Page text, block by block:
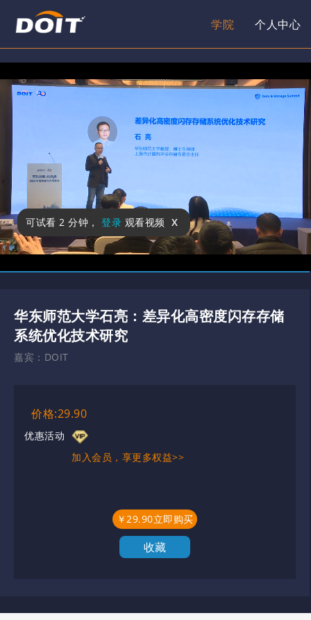
学院 个人中心
可试看 2 分钟 ， 登录 观看视频 x
华东师范大学石亮：差异化高密度闪存存储
系统优化技术研究
嘉宾： DOIT
价格:29.90
优惠活动
加入会员，享更多权益>>
￥29.90立即购买
收藏